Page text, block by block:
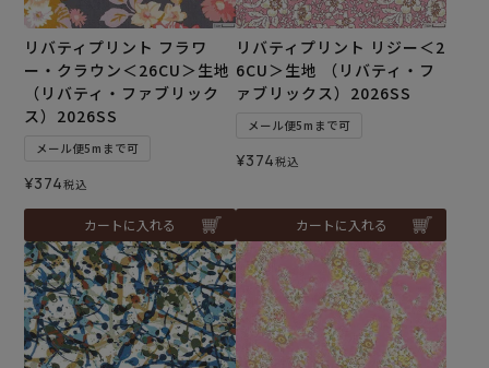
リバティプリント フラワ
ー・クラウン＜26CU＞生地
（リバティ・ファブリック
ス）2026SS
メール便5mまで可
¥374税込
カートに入れる
リバティプリント リジー＜2
6CU＞生地 （リバティ・フ
ァブリックス）2026SS
メール便5mまで可
¥374税込
カートに入れる